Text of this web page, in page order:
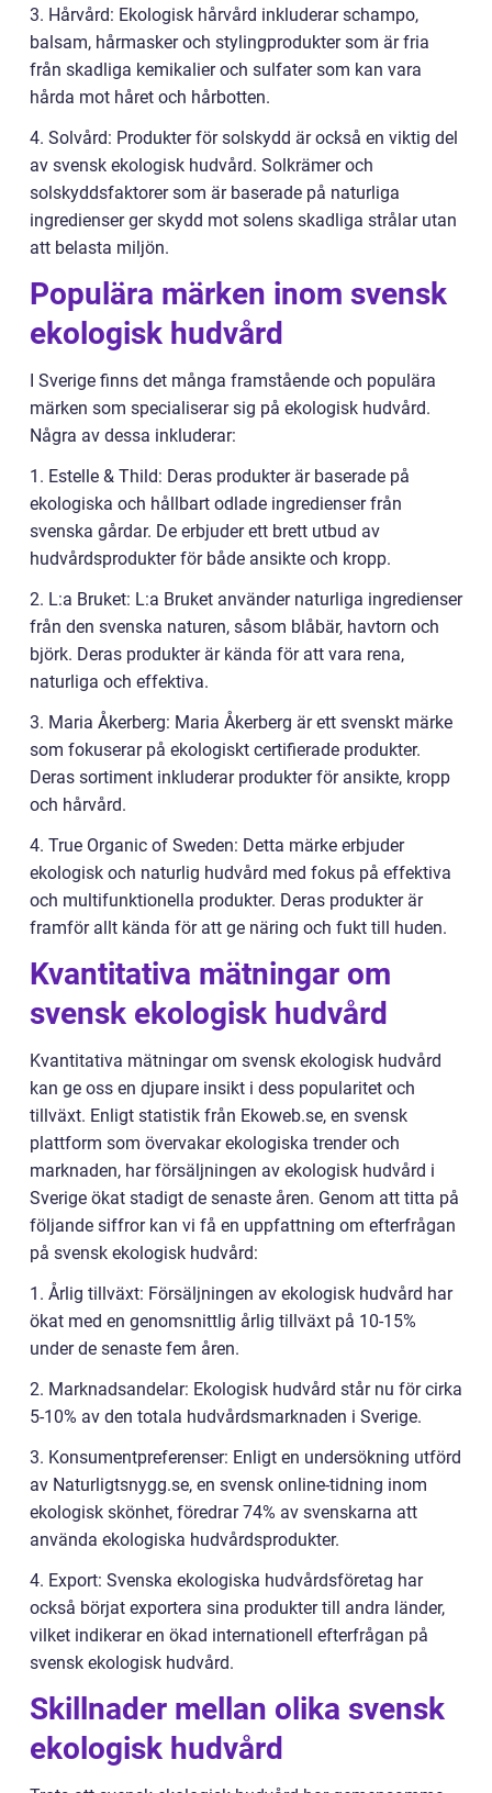
3. Hårvård: Ekologisk hårvård inkluderar schampo,
balsam, hårmasker och stylingprodukter som är fria
från skadliga kemikalier och sulfater som kan vara
hårda mot håret och hårbotten.
4. Solvård: Produkter för solskydd är också en viktig del
av svensk ekologisk hudvård. Solkrämer och
solskyddsfaktorer som är baserade på naturliga
ingredienser ger skydd mot solens skadliga strålar utan
att belasta miljön.
Populära märken inom svensk
ekologisk hudvård
I Sverige finns det många framstående och populära
märken som specialiserar sig på ekologisk hudvård.
Några av dessa inkluderar:
1. Estelle & Thild: Deras produkter är baserade på
ekologiska och hållbart odlade ingredienser från
svenska gårdar. De erbjuder ett brett utbud av
hudvårdsprodukter för både ansikte och kropp.
2. L:a Bruket: L:a Bruket använder naturliga ingredienser
från den svenska naturen, såsom blåbär, havtorn och
björk. Deras produkter är kända för att vara rena,
naturliga och effektiva.
3. Maria Åkerberg: Maria Åkerberg är ett svenskt märke
som fokuserar på ekologiskt certifierade produkter.
Deras sortiment inkluderar produkter för ansikte, kropp
och hårvård.
4. True Organic of Sweden: Detta märke erbjuder
ekologisk och naturlig hudvård med fokus på effektiva
och multifunktionella produkter. Deras produkter är
framför allt kända för att ge näring och fukt till huden.
Kvantitativa mätningar om
svensk ekologisk hudvård
Kvantitativa mätningar om svensk ekologisk hudvård
kan ge oss en djupare insikt i dess popularitet och
tillväxt. Enligt statistik från Ekoweb.se, en svensk
plattform som övervakar ekologiska trender och
marknaden, har försäljningen av ekologisk hudvård i
Sverige ökat stadigt de senaste åren. Genom att titta på
följande siffror kan vi få en uppfattning om efterfrågan
på svensk ekologisk hudvård:
1. Årlig tillväxt: Försäljningen av ekologisk hudvård har
ökat med en genomsnittlig årlig tillväxt på 10-15%
under de senaste fem åren.
2. Marknadsandelar: Ekologisk hudvård står nu för cirka
5-10% av den totala hudvårdsmarknaden i Sverige.
3. Konsumentpreferenser: Enligt en undersökning utförd
av Naturligtsnygg.se, en svensk online-tidning inom
ekologisk skönhet, föredrar 74% av svenskarna att
använda ekologiska hudvårdsprodukter.
4. Export: Svenska ekologiska hudvårdsföretag har
också börjat exportera sina produkter till andra länder,
vilket indikerar en ökad internationell efterfrågan på
svensk ekologisk hudvård.
Skillnader mellan olika svensk
ekologisk hudvård